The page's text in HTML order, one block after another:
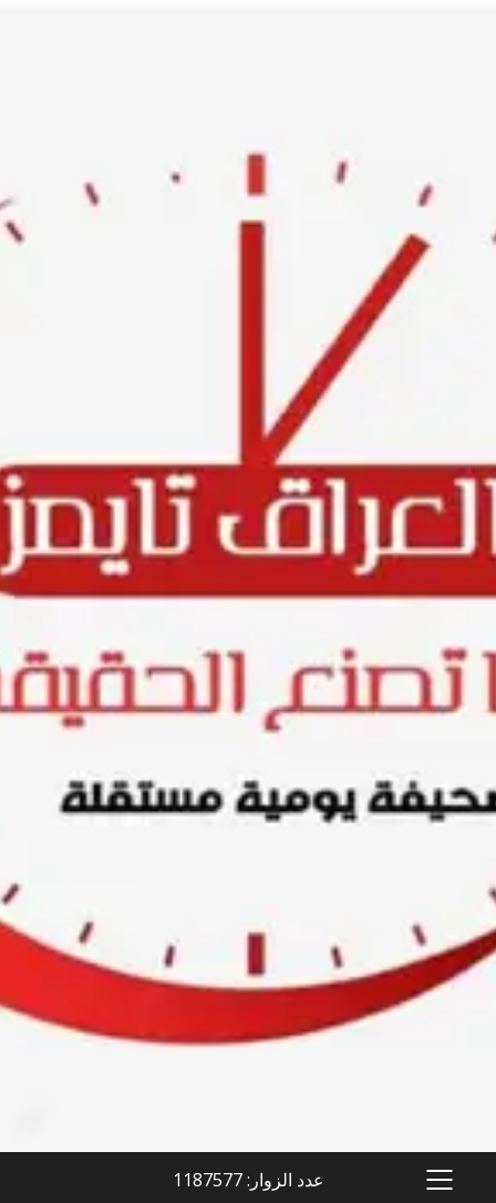
PRIMARY
عدد الزوار: 1187577